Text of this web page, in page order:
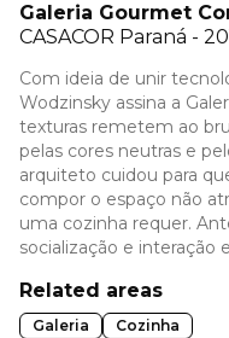
Galeria Gourmet
CASACOR Paraná -
Com ideia de unir
Wodzinsky assina a
texturas remetem ao
pelas cores neutras e
arquiteto cuidou para
compor o espaço não
uma cozinha requer.
socialização e interação
Related areas
Galeria Cozinha